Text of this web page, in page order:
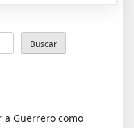
Buscar
a Guerrero como